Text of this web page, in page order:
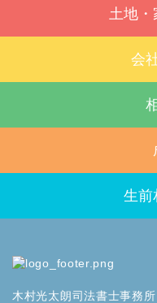
土地
会
生前
木村光太朗司法書士事務所